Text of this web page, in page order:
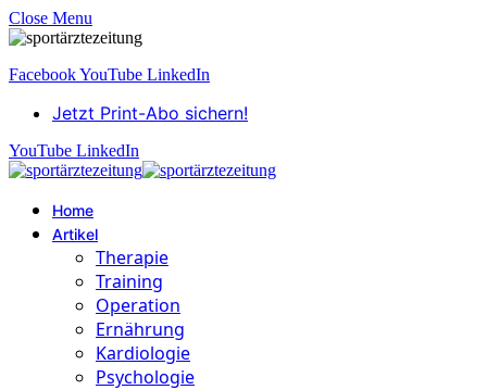
Close Menu
FacebookYouTube LinkedIn
Jetzt Print-Abo sichern!
YouTube LinkedIn
Home
Artikel
Therapie
Training
Operation
Ernährung
Kardiologie
Psychologie